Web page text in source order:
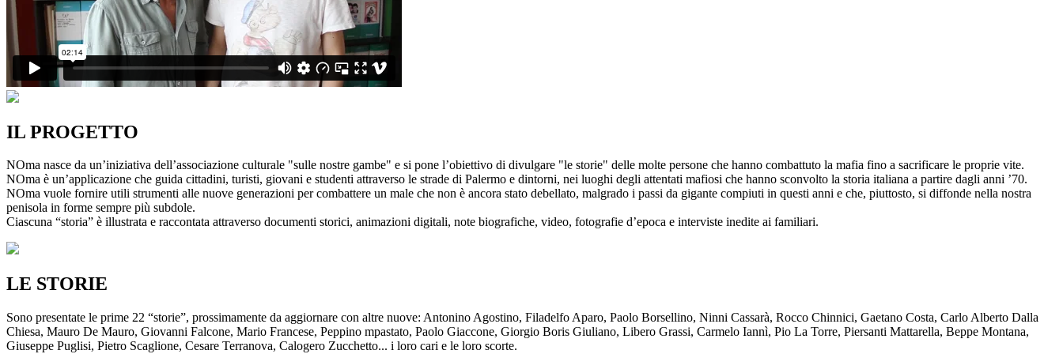
IL PROGETTO
NOma nasce da un’iniziativa dell’associazione culturale "sulle nostre gambe" e si pone l’obiettivo di divulgare "le storie" delle molte persone che hanno combattuto la mafia fino a sacrificare le proprie vite.
NOma è un’applicazione che guida cittadini, turisti, giovani e studenti attraverso le strade di Palermo e dintorni, nei luoghi degli attentati mafiosi che hanno sconvolto la storia italiana a partire dagli anni ’70.
NOma vuole fornire utili strumenti alle nuove generazioni per combattere un male che non è ancora stato debellato, malgrado i passi da gigante compiuti in questi anni e che, piuttosto, si diffonde nella nostra
penisola in forme sempre più subdole.
Ciascuna “storia” è illustrata e raccontata attraverso documenti storici, animazioni digitali, note biografiche, video, fotografie d’epoca e interviste inedite ai familiari.
LE STORIE
Sono presentate le prime 22 “storie”, prossimamente da aggiornare con altre nuove: Antonino Agostino, Filadelfo Aparo, Paolo Borsellino, Ninni Cassarà, Rocco Chinnici, Gaetano Costa, Carlo Alberto Dalla
Chiesa, Mauro De Mauro, Giovanni Falcone, Mario Francese, Peppino mpastato, Paolo Giaccone, Giorgio Boris Giuliano, Libero Grassi, Carmelo Iannì, Pio La Torre, Piersanti Mattarella, Beppe Montana,
Giuseppe Puglisi, Pietro Scaglione, Cesare Terranova, Calogero Zucchetto... i loro cari e le loro scorte.